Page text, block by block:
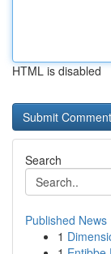
HTML is disabled
Search
Published News
1